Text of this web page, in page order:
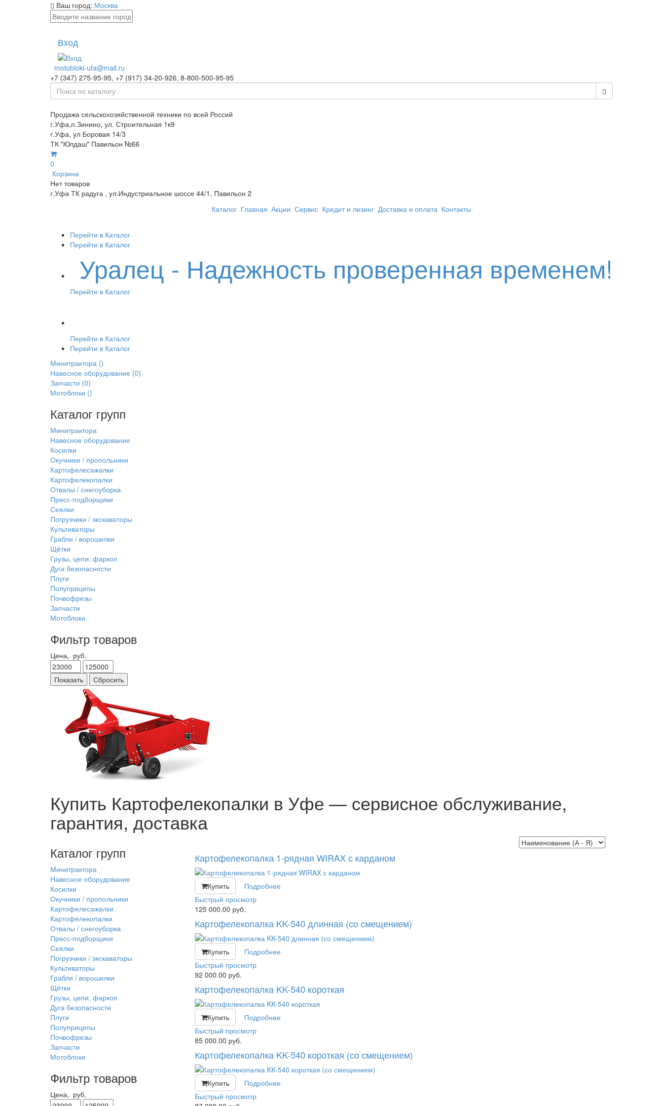
Ваш город: Москва
Вход
motobloki-ufa@mail.ru
+7 (347) 275-95-95, +7 (917) 34-20-926, 8-800-500-95-95
Продажа сельскохозяйственной техники по всей Россий
г.Уфа,п.Зинино, ул. Строительная 1к9
г.Уфа, ул Боровая 14/3
ТК "Юлдаш" Павильон №66
0
Корзина
Нет товаров
г.Уфа ТК радуга , ул.Индустриальное шоссе 44/1, Павильон 2
Каталог Главная Акции Сервис Кредит и лизинг Доставка и оплата Контакты
Перейти в Каталог
Перейти в Каталог
Уралец - Надежность проверенная временем!
Перейти в Каталог
Перейти в Каталог
Перейти в Каталог
Минитрактора ()
Навесное оборудование (0)
Запчасти (0)
Мотоблоки ()
Каталог групп
Минитрактора
Навесное оборудование
Косилки
Окучники / пропольники
Картофелесажалки
Картофелекопалки
Отвалы / снегоуборка
Пресс-подборщики
Сеялки
Погрузчики / экскаваторы
Культиваторы
Грабли / ворошилки
Щётки
Грузы, цепи, фаркоп
Дуга безопасности
Плуги
Полуприцепы
Почвофрезы
Запчасти
Мотоблоки
Фильтр товаров
Цена, руб.
Показать Сбросить
Купить Картофелекопалки в Уфе — сервисное обслуживание,
гарантия, доставка
Каталог групп
Минитрактора
Навесное оборудование
Косилки
Окучники / пропольники
Картофелесажалки
Картофелекопалки
Отвалы / снегоуборка
Пресс-подборщики
Сеялки
Погрузчики / экскаваторы
Культиваторы
Грабли / ворошилки
Щётки
Грузы, цепи, фаркоп
Дуга безопасности
Плуги
Полуприцепы
Почвофрезы
Запчасти
Мотоблоки
Фильтр товаров
Цена, руб.
Картофелекопалка 1-рядная WIRAX с карданом
Купить
Подробнее
Быстрый просмотр
125 000.00 руб.
Картофелекопалка KK-540 длинная (со смещением)
Купить
Подробнее
Быстрый просмотр
92 000.00 руб.
Картофелекопалка KK-540 короткая
Купить
Подробнее
Быстрый просмотр
85 000.00 руб.
Картофелекопалка KK-540 короткая (со смещением)
Купить
Подробнее
Быстрый просмотр